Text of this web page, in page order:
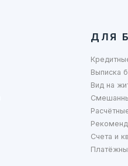
ДЛЯ
Выписка
Вид на
Счета и